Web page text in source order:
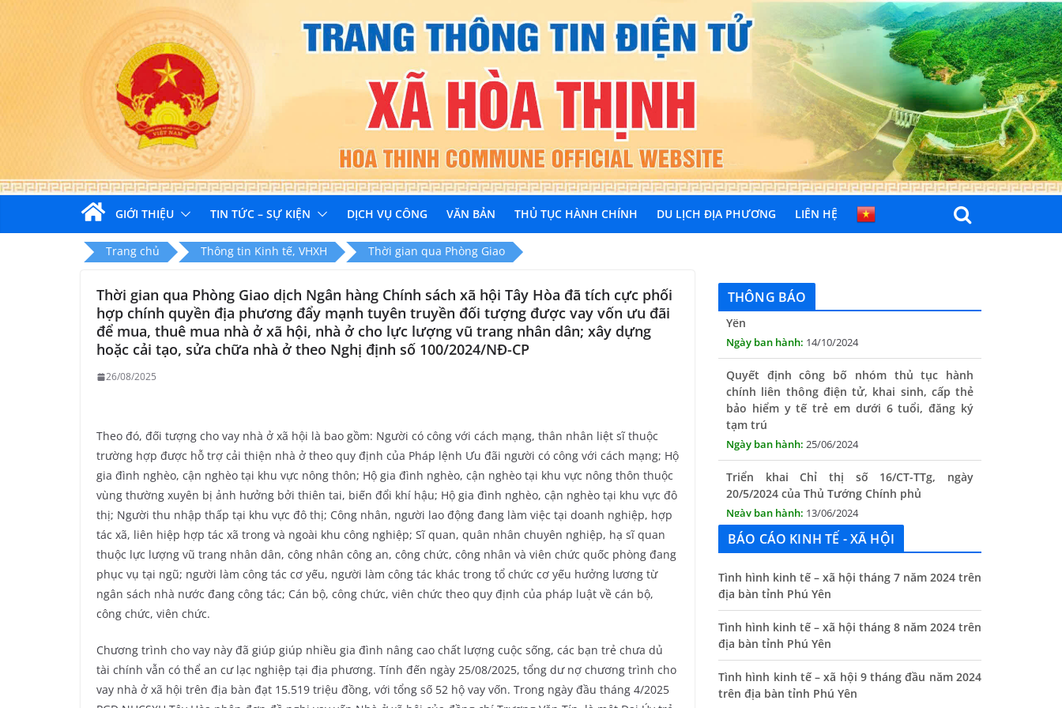
GIỚI THIỆU TIN TỨC – SỰ KIỆN DỊCH VỤ CÔNG VĂN BẢN THỦ TỤC HÀNH CHÍNH DU LỊCH ĐỊA PHƯƠNG LIÊN HỆ
Trang chủ Thông tin Kinh tế, VHXH Thời gian qua Phòng Giao
Thời gian qua Phòng Giao dịch Ngân hàng Chính sách xã hội Tây Hòa đã tích cực phối
hợp chính quyền địa phương đẩy mạnh tuyên truyền đối tượng được vay vốn ưu đãi
để mua, thuê mua nhà ở xã hội, nhà ở cho lực lượng vũ trang nhân dân; xây dựng
hoặc cải tạo, sửa chữa nhà ở theo Nghị định số 100/2024/NĐ-CP
26/08/2025
Theo đó, đối tượng cho vay nhà ở xã hội là bao gồm: Người có công với cách mạng, thân nhân liệt sĩ thuộc
trường hợp được hỗ trợ cải thiện nhà ở theo quy định của Pháp lệnh Ưu đãi người có công với cách mạng; Hộ
gia đình nghèo, cận nghèo tại khu vực nông thôn; Hộ gia đình nghèo, cận nghèo tại khu vực nông thôn thuộc
vùng thường xuyên bị ảnh hưởng bởi thiên tai, biến đổi khí hậu; Hộ gia đình nghèo, cận nghèo tại khu vực đô
thị; Người thu nhập thấp tại khu vực đô thị; Công nhân, người lao động đang làm việc tại doanh nghiệp, hợp
tác xã, liên hiệp hợp tác xã trong và ngoài khu công nghiệp; Sĩ quan, quân nhân chuyên nghiệp, hạ sĩ quan
thuộc lực lượng vũ trang nhân dân, công nhân công an, công chức, công nhân và viên chức quốc phòng đang
phục vụ tại ngũ; người làm công tác cơ yếu, người làm công tác khác trong tổ chức cơ yếu hưởng lương từ
ngân sách nhà nước đang công tác; Cán bộ, công chức, viên chức theo quy định của pháp luật về cán bộ,
công chức, viên chức.
Chương trình cho vay này đã giúp giúp nhiều gia đình nâng cao chất lượng cuộc sống, các bạn trẻ chưa dủ
tài chính vẫn có thể an cư lạc nghiệp tại địa phương. Tính đến ngày 25/08/2025, tổng dư nợ chương trình cho
vay nhà ở xã hội trên địa bàn đạt 15.519 triệu đồng, với tổng số 52 hộ vay vốn. Trong ngày đầu tháng 4/2025
THÔNG BÁO
Yên
14/10/2024
Quyết định công bố nhóm thủ tục hành
chính liên thông điện tử, khai sinh, cấp thẻ
bảo hiểm y tế trẻ em dưới 6 tuổi, đăng ký
tạm trú
25/06/2024
Triển khai Chỉ thị số 16/CT-TTg, ngày
20/5/2024 của Thủ Tướng Chính phủ
13/06/2024
Tăng cường lãnh đạo, chỉ đạo nâng cao cải
cách hành chính
13/06/2024
Thông báo lịch tiếp công dân định kỳ của Chủ
tịch UBND xã tháng 11/2025
THÔNG BÁO Niêm yết danh mục dịch vụ công
tin giải quyết thủ tục hành chính tỉnh Phú
Yên
BÁO CÁO KINH TẾ - XÃ HỘI
Tình hình kinh tế – xã hội tháng 7 năm 2024 trên
địa bàn tỉnh Phú Yên
Tình hình kinh tế – xã hội tháng 8 năm 2024 trên
địa bàn tỉnh Phú Yên
Tình hình kinh tế – xã hội 9 tháng đầu năm 2024
trên địa bàn tỉnh Phú Yên